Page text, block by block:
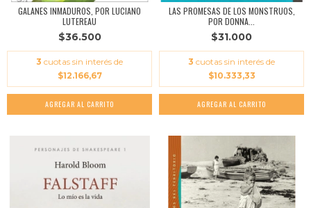
GALANES INMADUROS, POR LUCIANO
LUTEREAU
$36.500
3 cuotas sin interés de
$12.166,67
LAS PROMESAS DE LOS MONSTRUOS,
POR DONNA...
$31.000
3 cuotas sin interés de
$10.333,33